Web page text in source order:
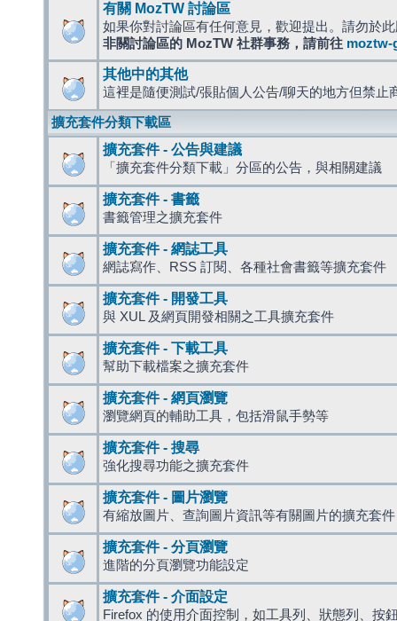
有關 MozTW 討論區
如果你對討論區有任何意見，歡迎提出。請勿於
非關討論區的 MozTW 社群事務，請前往 moztw-
其他中的其他
這裡是隨便測試/張貼個人公告/聊天的地方但禁止
擴充套件分類下載區
擴充套件 - 公告與建議
「擴充套件分類下載」分區的公告，與相關建議
擴充套件 - 書籤
書籤管理之擴充套件
擴充套件 - 網誌工具
網誌寫作、RSS 訂閱、各種社會書籤等擴充套件
擴充套件 - 開發工具
與 XUL 及網頁開發相關之工具擴充套件
擴充套件 - 下載工具
幫助下載檔案之擴充套件
擴充套件 - 網頁瀏覽
瀏覽網頁的輔助工具，包括滑鼠手勢等
擴充套件 - 搜尋
強化搜尋功能之擴充套件
擴充套件 - 圖片瀏覽
有縮放圖片、查詢圖片資訊等有關圖片的擴充套件
擴充套件 - 分頁瀏覽
進階的分頁瀏覽功能設定
擴充套件 - 介面設定
Firefox 的使用介面控制，如工具列、狀態列、按